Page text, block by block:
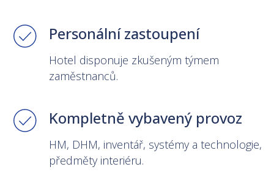
Personální zastoupení
Hotel disponuje zkušeným týmem
zaměstnanců.
Kompletně vybavený provoz
HM, DHM, inventář, systémy a technologie,
předměty interiéru.